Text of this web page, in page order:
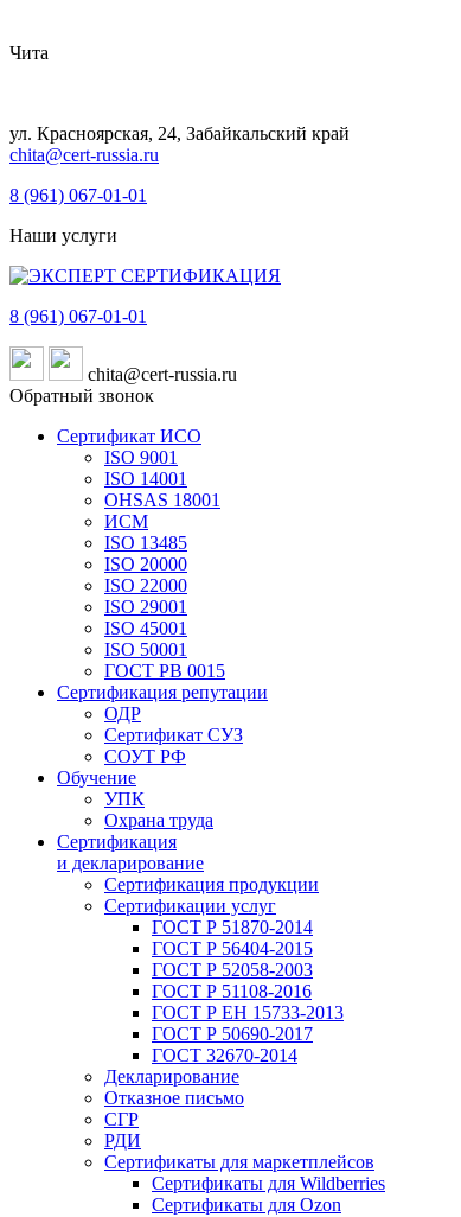
Чита
ул. Красноярская, 24, Забайкальский край
chita@cert-russia.ru
8 (961) 067-01-01
Наши услуги
8 (961) 067-01-01
chita@cert-russia.ru
Обратный звонок
Сертификат ИСО
ISO 9001
ISO 14001
OHSAS 18001
ИСМ
ISO 13485
ISO 20000
ISO 22000
ISO 29001
ISO 45001
ISO 50001
ГОСТ РВ 0015
Сертификация репутации
ОДР
Сертификат СУЗ
СОУТ РФ
Обучение
УПК
Охрана труда
Сертификация
и декларирование
Сертификация продукции
Сертификации услуг
ГОСТ Р 51870-2014
ГОСТ Р 56404-2015
ГОСТ Р 52058-2003
ГОСТ Р 51108-2016
ГОСТ Р ЕН 15733-2013
ГОСТ Р 50690-2017
ГОСТ 32670-2014
Декларирование
Отказное письмо
СГР
РДИ
Сертификаты для маркетплейсов
Сертификаты для Wildberries
Сертификаты для Ozon